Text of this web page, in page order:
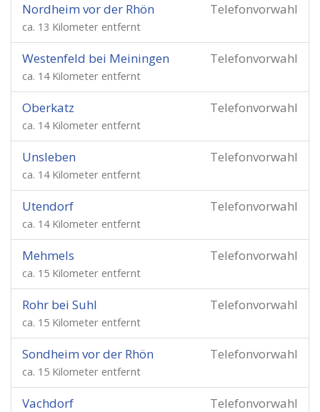
Telefonvorwahl
Nordheim vor der Rhön
ca. 13 Kilometer entfernt
Telefonvorwahl
Westenfeld bei Meiningen
ca. 14 Kilometer entfernt
Telefonvorwahl
Oberkatz
ca. 14 Kilometer entfernt
Telefonvorwahl
Unsleben
ca. 14 Kilometer entfernt
Telefonvorwahl
Utendorf
ca. 14 Kilometer entfernt
Telefonvorwahl
Mehmels
ca. 15 Kilometer entfernt
Telefonvorwahl
Rohr bei Suhl
ca. 15 Kilometer entfernt
Telefonvorwahl
Sondheim vor der Rhön
ca. 15 Kilometer entfernt
Telefonvorwahl
Vachdorf